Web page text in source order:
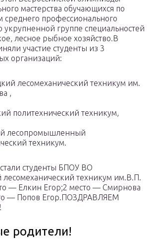
мастерства обучающихся по
среднего профессионального
укрупненной группе специальностей
лесное рыбное хозяйство.В
участие студенты из 3
организаций:
лесомеханический техникум им.
,
политехнический техникум,
лесопромышленный
техникум.
студенты БПОУ ВО
лесомеханический техникум им.В.П.
— Елкин Егор;2 место — Смирнова
— Попов Егор.ПОЗДРАВЛЯЕМ
родители!